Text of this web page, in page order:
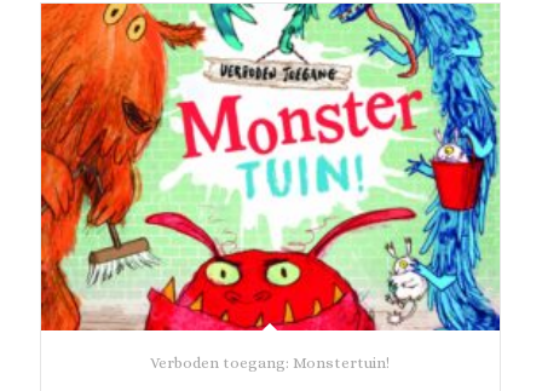
Verboden toegang: Monstertuin!